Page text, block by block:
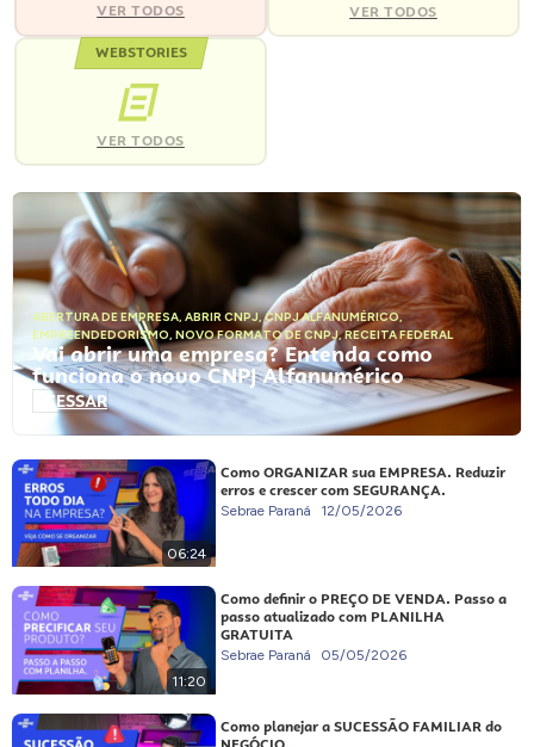
VER TODOS VER TODOS
WEBSTORIES
VER TODOS
ABERTURA DE EMPRESA, ABRIR CNPJ,CNPJ ALFANUMÉRICO,
EMPREENDEDORISMO, NOVO FORMATO DE CNPJ,RECEITA FEDERAL
Vai abrir uma empresa? Entenda como
funciona o novo CNPJ Alfanumérico
ACESSAR
06:24
Como ORGANIZAR sua EMPRESA. Reduzir
erros e crescer com SEGURANÇA.
Sebrae Paraná 12/05/2026
11:20
Como definir o PREÇO DE VENDA. Passo a
passo atualizado com PLANILHA
GRATUITA
Sebrae Paraná 05/05/2026
Como planejar a SUCESSÃO FAMILIAR do